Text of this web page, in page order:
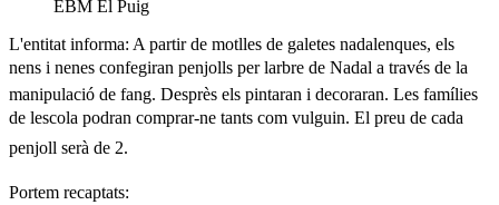
EBM El Puig
L'entitat informa: A partir de motlles de galetes nadalenques, els
nens i nenes confegiran penjolls per larbre de Nadal a través de la
manipulació de fang. Desprès els pintaran i decoraran. Les famílies
de lescola podran comprar-ne tants com vulguin. El preu de cada
penjoll serà de 2.
Portem recaptats: